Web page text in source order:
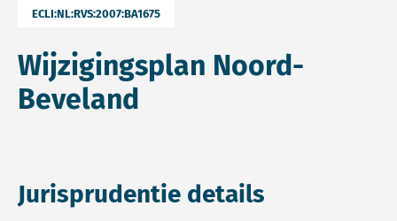
ECLI:NL:RVS:2007:BA1675
Wijzigingsplan Noord-
Beveland
Jurisprudentie details